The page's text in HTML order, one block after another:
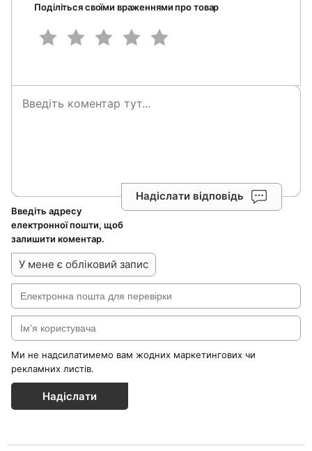
Поділіться своїми враженнями про товар
Надіслати відповідь
Введіть адресу
електронної пошти, щоб
залишити коментар.
У мене є обліковий запис
Ми не надсилатимемо вам жодних маркетингових чи
рекламних листів.
Надіслати